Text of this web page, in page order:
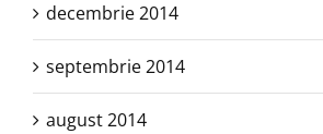
decembrie 2014
septembrie 2014
august 2014